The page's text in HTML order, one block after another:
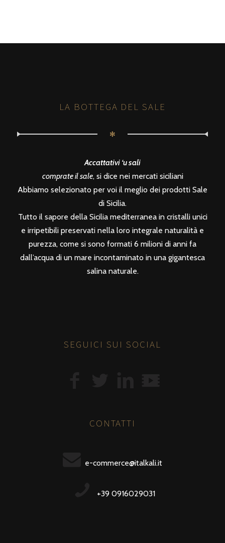
LA BOTTEGA DEL SALE
✻
Accattativi ‘u sali
comprate il sale, si dice nei mercati siciliani
Abbiamo selezionato per voi il meglio dei prodotti Sale
di Sicilia.
Tutto il sapore della Sicilia mediterranea in cristalli unici
e irripetibili preservati nella loro integrale naturalità e
purezza, come si sono formati 6 milioni di anni fa
dall’acqua di un mare incontaminato in una gigantesca
salina naturale.
SEGUICI SUI SOCIAL
CONTATTI
e-commerce@italkali.it
+39 0916029031